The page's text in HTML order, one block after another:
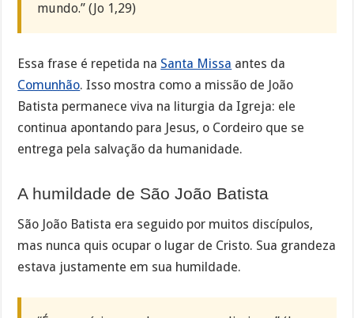
mundo.” (Jo 1,29)
Essa frase é repetida na Santa Missa antes da
Comunhão. Isso mostra como a missão de João
Batista permanece viva na liturgia da Igreja: ele
continua apontando para Jesus, o Cordeiro que se
entrega pela salvação da humanidade.
A humildade de São João Batista
São João Batista era seguido por muitos discípulos,
mas nunca quis ocupar o lugar de Cristo. Sua grandeza
estava justamente em sua humildade.